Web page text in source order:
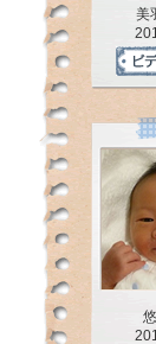
美